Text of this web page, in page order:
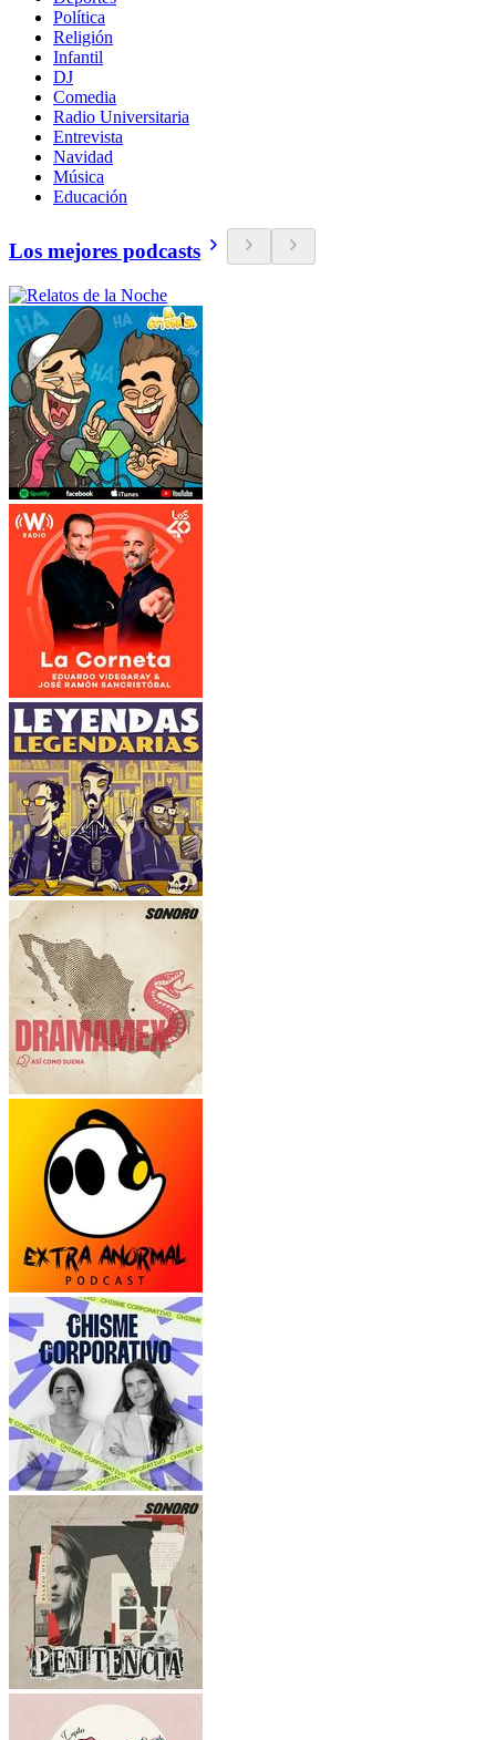
Política
Religión
Infantil
DJ
Comedia
Radio Universitaria
Entrevista
Navidad
Música
Educación
Los mejores podcasts